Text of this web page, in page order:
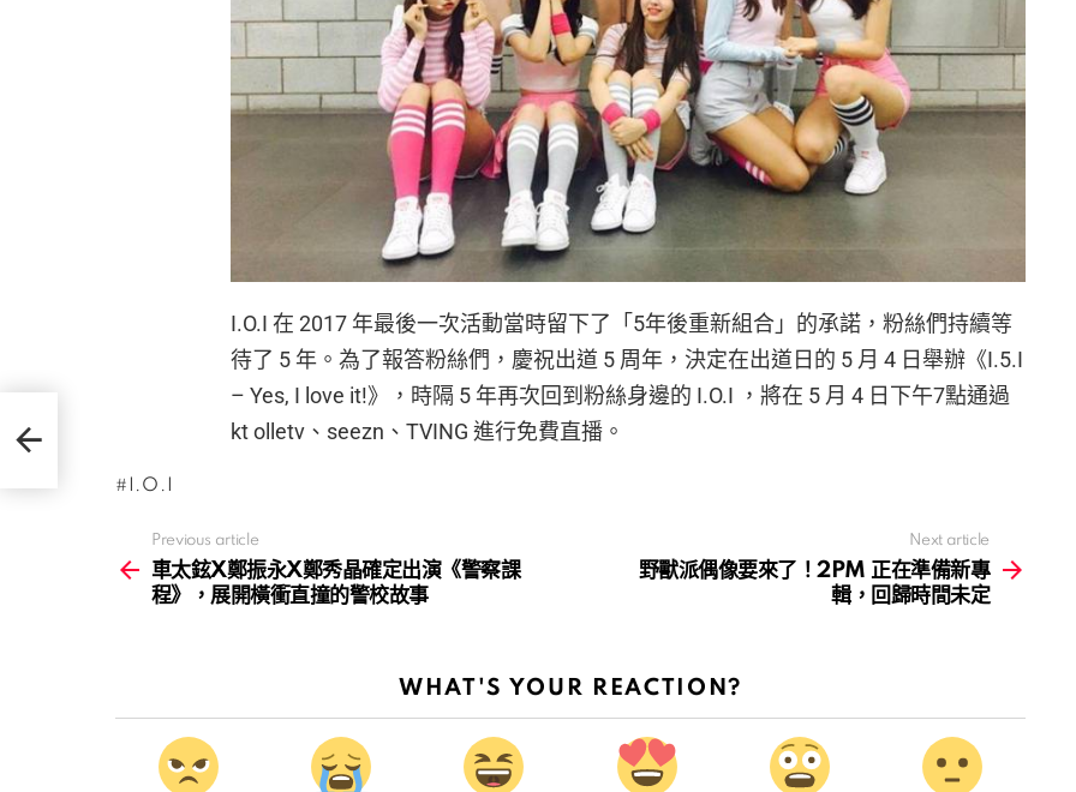
I.O.I 在 2017 年最後一次活動當時留下了「5年後重新組合」的承諾，粉絲們持續等
待了 5 年。為了報答粉絲們，慶祝出道 5 周年，決定在出道日的 5 月 4 日舉辦《I.5.I
– Yes, I love it!》，時隔 5 年再次回到粉絲身邊的 I.O.I ，將在 5 月 4 日下午7點通過
kt olletv、seezn、TVING 進行免費直播。
I.O.I
more
Previous article
車太鉉X鄭振永X鄭秀晶確定出演《警察課
程》，展開橫衝直撞的警校故事
Next article
野獸派偶像要來了！2PM 正在準備新專
輯，回歸時間未定
WHAT'S YOUR REACTION?